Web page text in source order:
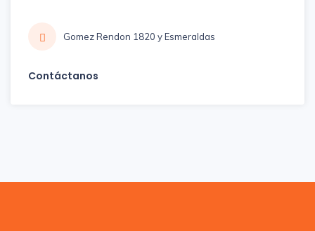
Gomez Rendon 1820 y Esmeraldas
Contáctanos